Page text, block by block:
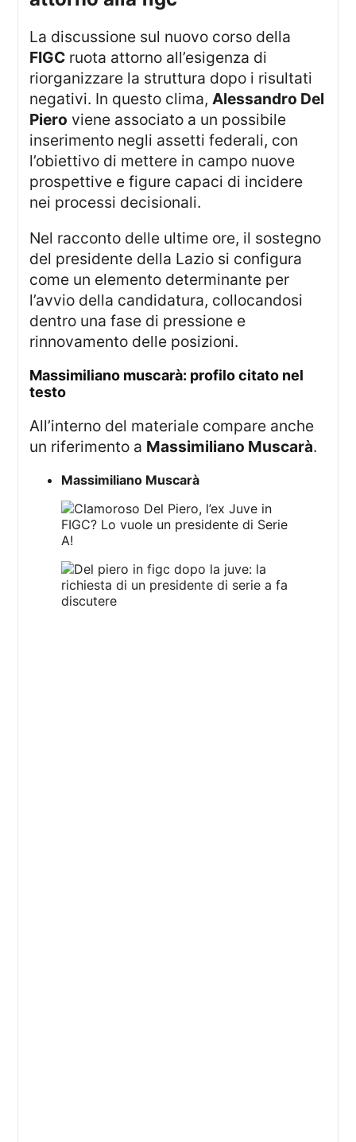
La discussione sul nuovo corso della
FIGC ruota attorno all’esigenza di
riorganizzare la struttura dopo i risultati
negativi. In questo clima, Alessandro Del
Piero viene associato a un possibile
inserimento negli assetti federali, con
l’obiettivo di mettere in campo nuove
prospettive e figure capaci di incidere
nei processi decisionali.
Nel racconto delle ultime ore, il sostegno
del presidente della Lazio si configura
come un elemento determinante per
l’avvio della candidatura, collocandosi
dentro una fase di pressione e
rinnovamento delle posizioni.
massimiliano muscarà: profilo citato nel
testo
All’interno del materiale compare anche
un riferimento a Massimiliano Muscarà.
Massimiliano Muscarà